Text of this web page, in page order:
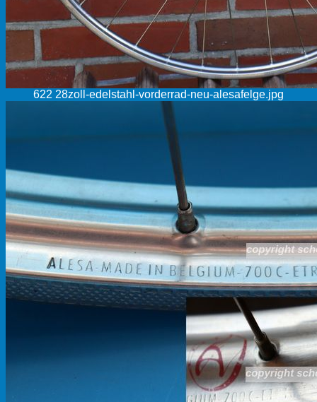
622 28zoll-edelstahl-vorderrad-neu-alesafelge.jpg